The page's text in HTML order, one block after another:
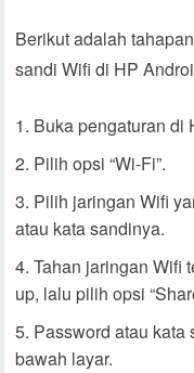
Berikut adalah
sandi Wifi di HP
Buka pengaturan di
Pilih opsi “Wi-Fi”.
Pilih jaringan Wifi
atau kata sandinya.
Tahan jaringan Wifi
up, lalu pilih opsi
Password atau kata
bawah layar.